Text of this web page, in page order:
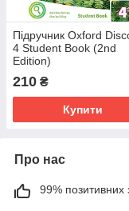
Підручник Oxford
4 Student Book (2nd
Edition)
210 ₴
Купити
Про нас
99% позитивних